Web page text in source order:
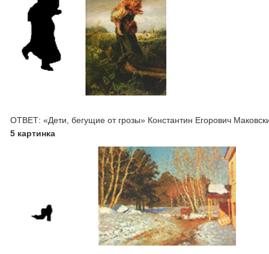
ОТВЕТ: «Дети, бегущие от грозы» Константин Егорович
5 картинка